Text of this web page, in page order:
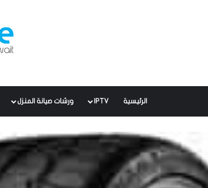
الرئيسية IPTV ورشات صيانة المنزل